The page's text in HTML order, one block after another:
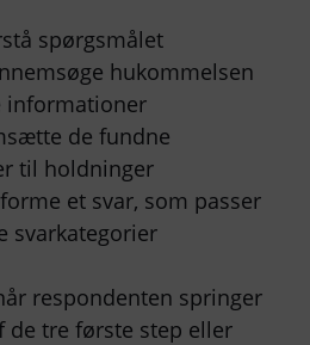
spørgsmålet
hukommelsen
informationer
de fundne
til holdninger
et svar, som passer
svarkategorier
respondenten springer
de tre første step eller